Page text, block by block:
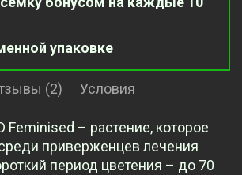
упаковке
(2) Условия
Feminised – растение, которое
приверженцев лечения
период цветения – до 70